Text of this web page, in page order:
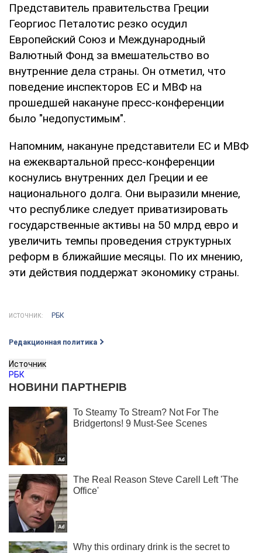
Представитель правительства Греции
Георгиос Петалотис резко осудил
Европейский Союз и Международный
Валютный Фонд за вмешательство во
внутренние дела страны. Он отметил, что
поведение инспекторов ЕС и МВФ на
прошедшей накануне пресс-конференции
было "недопустимым".
Напомним, накануне представители ЕС и МВФ
на ежеквартальной пресс-конференции
коснулись внутренних дел Греции и ее
национального долга. Они выразили мнение,
что республике следует приватизировать
государственные активы на 50 млрд евро и
увеличить темпы проведения структурных
реформ в ближайшие месяцы. По их мнению,
эти действия поддержат экономику страны.
ИСТОЧНИК: РБК
Редакционная политика
Источник
РБК